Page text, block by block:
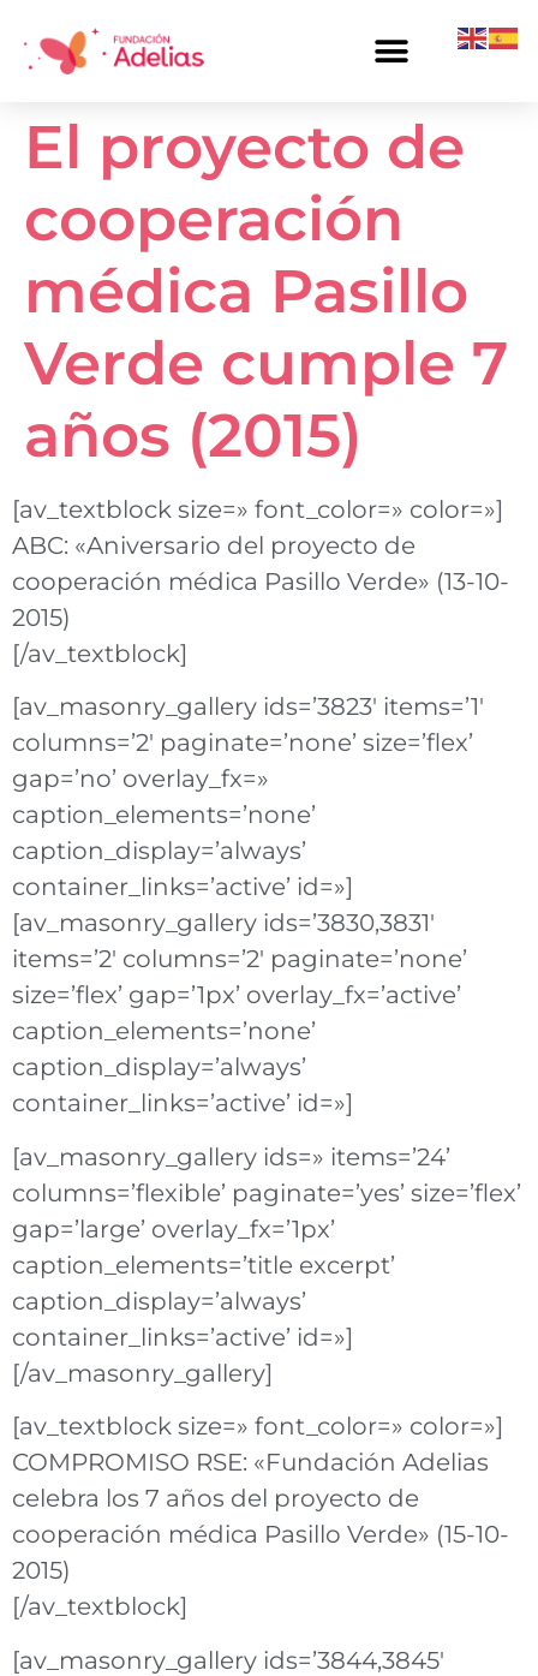
El proyecto de
cooperación
médica Pasillo
Verde cumple 7
años (2015)
[av_textblock size=» font_color=» color=»]
ABC: «Aniversario del proyecto de
cooperación médica Pasillo Verde» (13-10-
2015)
[/av_textblock]
[av_masonry_gallery ids=’3823′ items=’1′
columns=’2′ paginate=’none’ size=’flex’
gap=’no’ overlay_fx=»
caption_elements=’none’
caption_display=’always’
container_links=’active’ id=»]
[av_masonry_gallery ids=’3830,3831′
items=’2′ columns=’2′ paginate=’none’
size=’flex’ gap=’1px’ overlay_fx=’active’
caption_elements=’none’
caption_display=’always’
container_links=’active’ id=»]
[av_masonry_gallery ids=» items=’24’
columns=’flexible’ paginate=’yes’ size=’flex’
gap=’large’ overlay_fx=’1px’
caption_elements=’title excerpt’
caption_display=’always’
container_links=’active’ id=»]
[/av_masonry_gallery]
[av_textblock size=» font_color=» color=»]
COMPROMISO RSE: «Fundación Adelias
celebra los 7 años del proyecto de
cooperación médica Pasillo Verde» (15-10-
2015)
[/av_textblock]
[av_masonry_gallery ids=’3844,3845′